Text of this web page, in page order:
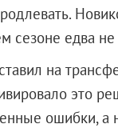
сезоне едва
на
это
ошибки, а